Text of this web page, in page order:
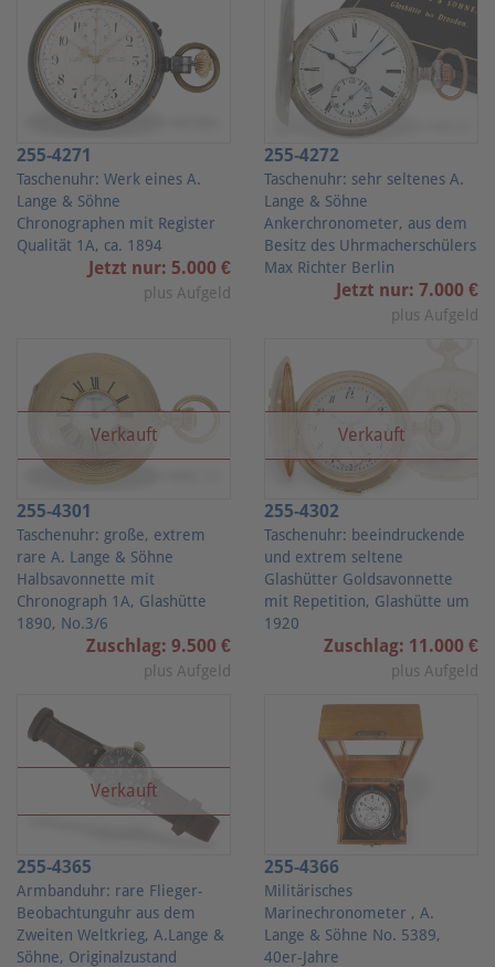
255-4271
Taschenuhr: Werk eines A.
Lange & Söhne
Chronographen mit Register
Qualität 1A, ca. 1894
Jetzt nur: 5.000 €
plus Aufgeld
255-4272
Taschenuhr: sehr seltenes A.
Lange & Söhne
Ankerchronometer, aus dem
Besitz des Uhrmacherschülers
Max Richter Berlin
Jetzt nur: 7.000 €
plus Aufgeld
Verkauft
255-4301
Taschenuhr: große, extrem
rare A. Lange & Söhne
Halbsavonnette mit
Chronograph 1A, Glashütte
1890, No.3/6
Zuschlag: 9.500 €
plus Aufgeld
Verkauft
255-4302
Taschenuhr: beeindruckende
und extrem seltene
Glashütter Goldsavonnette
mit Repetition, Glashütte um
1920
Zuschlag: 11.000 €
plus Aufgeld
Verkauft
255-4365
Armbanduhr: rare Flieger-
Beobachtunguhr aus dem
Zweiten Weltkrieg, A.Lange &
Söhne, Originalzustand
255-4366
Militärisches
Marinechronometer , A.
Lange & Söhne No. 5389,
40er-Jahre